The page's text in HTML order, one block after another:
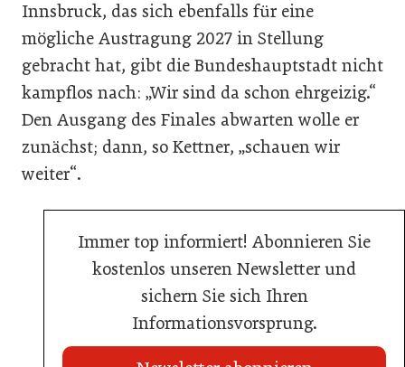
Innsbruck, das sich ebenfalls für eine
mögliche Austragung 2027 in Stellung
gebracht hat, gibt die Bundeshauptstadt nicht
kampflos nach: „Wir sind da schon ehrgeizig.“
Den Ausgang des Finales abwarten wolle er
zunächst; dann, so Kettner, „schauen wir
weiter“.
Immer top informiert! Abonnieren Sie
kostenlos unseren Newsletter und
sichern Sie sich Ihren
Informationsvorsprung.